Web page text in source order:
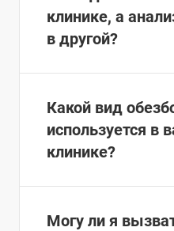
клинике, а
в другой?
Какой вид
используется в
клинике?
Могу ли я